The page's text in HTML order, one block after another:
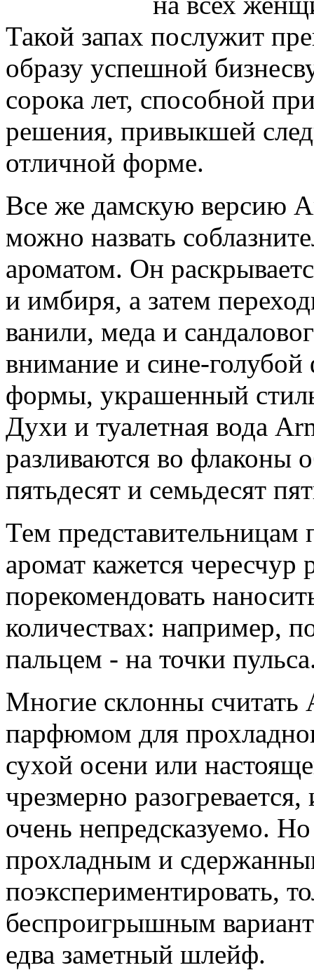
Такой запах послужит
образу успешной
сорока лет, способной
решения, привыкшей
отличной форме.
Все же дамскую версию
можно назвать
ароматом. Он
и имбиря, а затем
ванили, меда и
внимание и сине-
формы, украшенный
Духи и туалетная вода
разливаются во флаконы
пятьдесят и семьдесят
Тем представительницам
аромат кажется
порекомендовать
количествах: например,
пальцем - на точки
Многие склонны считать
парфюмом для
сухой осени или
чрезмерно
очень непредсказуемо.
прохладным и
поэкспериментировать,
беспроигрышным
едва заметный шлейф.